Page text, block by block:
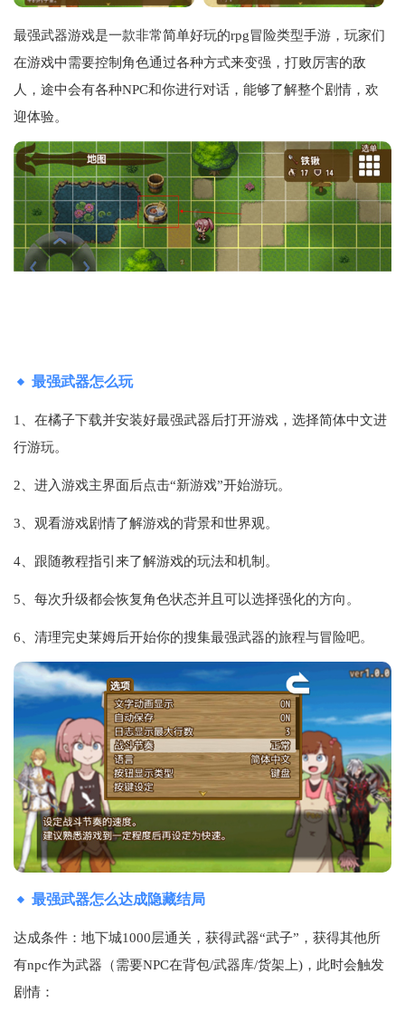
最强武器游戏是一款非常简单好玩的rpg冒险类型手游，玩家们
在游戏中需要控制角色通过各种方式来变强，打败厉害的敌
人，途中会有各种NPC和你进行对话，能够了解整个剧情，欢
迎体验。
最强武器怎么玩
1、在橘子下载并安装好最强武器后打开游戏，选择简体中文进
行游玩。
2、进入游戏主界面后点击“新游戏”开始游玩。
3、观看游戏剧情了解游戏的背景和世界观。
4、跟随教程指引来了解游戏的玩法和机制。
5、每次升级都会恢复角色状态并且可以选择强化的方向。
6、清理完史莱姆后开始你的搜集最强武器的旅程与冒险吧。
最强武器怎么达成隐藏结局
达成条件：地下城1000层通关，获得武器“武子”，获得其他所
有npc作为武器（需要NPC在背包/武器库/货架上)，此时会触发
剧情：